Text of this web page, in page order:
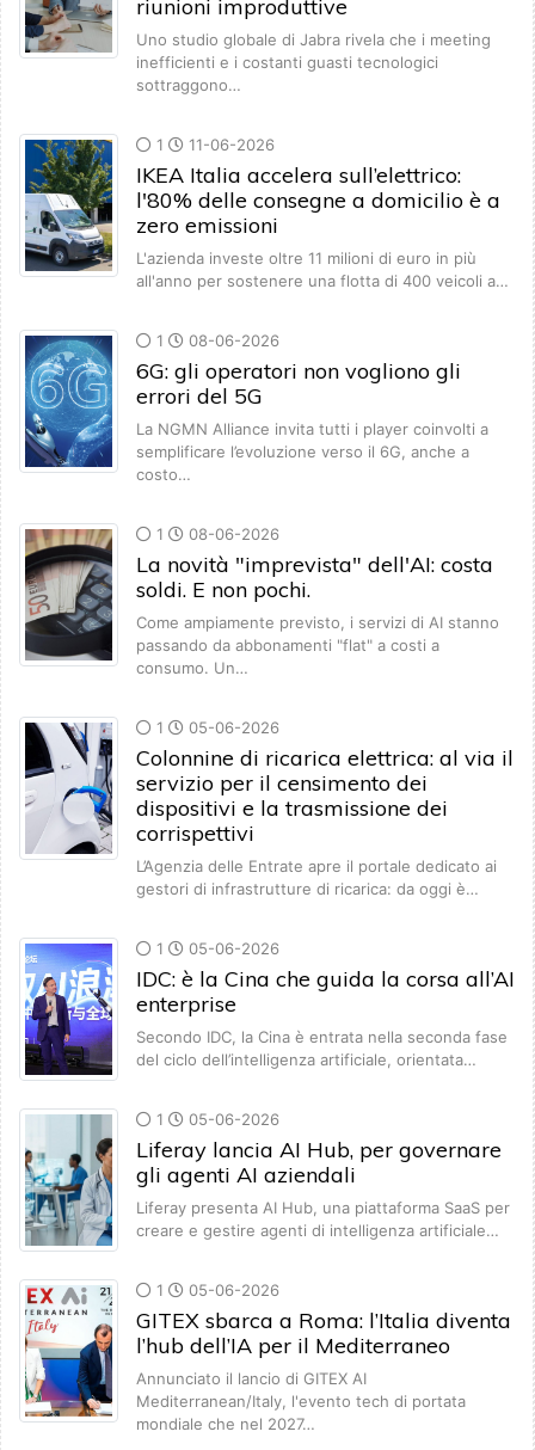
riunioni improduttive
Uno studio globale di Jabra rivela che i meeting
inefficienti e i costanti guasti tecnologici
sottraggono…
1 11-06-2026
IKEA Italia accelera sull’elettrico:
l'80% delle consegne a domicilio è a
zero emissioni
L'azienda investe oltre 11 milioni di euro in più
all'anno per sostenere una flotta di 400 veicoli a…
1 08-06-2026
6G: gli operatori non vogliono gli
errori del 5G
La NGMN Alliance invita tutti i player coinvolti a
semplificare l’evoluzione verso il 6G, anche a
costo…
1 08-06-2026
La novità "imprevista" dell'AI: costa
soldi. E non pochi.
Come ampiamente previsto, i servizi di AI stanno
passando da abbonamenti "flat" a costi a
consumo. Un…
1 05-06-2026
Colonnine di ricarica elettrica: al via il
servizio per il censimento dei
dispositivi e la trasmissione dei
corrispettivi
L’Agenzia delle Entrate apre il portale dedicato ai
gestori di infrastrutture di ricarica: da oggi è…
1 05-06-2026
IDC: è la Cina che guida la corsa all’AI
enterprise
Secondo IDC, la Cina è entrata nella seconda fase
del ciclo dell’intelligenza artificiale, orientata…
1 05-06-2026
Liferay lancia AI Hub, per governare
gli agenti AI aziendali
Liferay presenta AI Hub, una piattaforma SaaS per
creare e gestire agenti di intelligenza artificiale…
1 05-06-2026
GITEX sbarca a Roma: l’Italia diventa
l’hub dell’IA per il Mediterraneo
Annunciato il lancio di GITEX AI
Mediterranean/Italy, l'evento tech di portata
mondiale che nel 2027…